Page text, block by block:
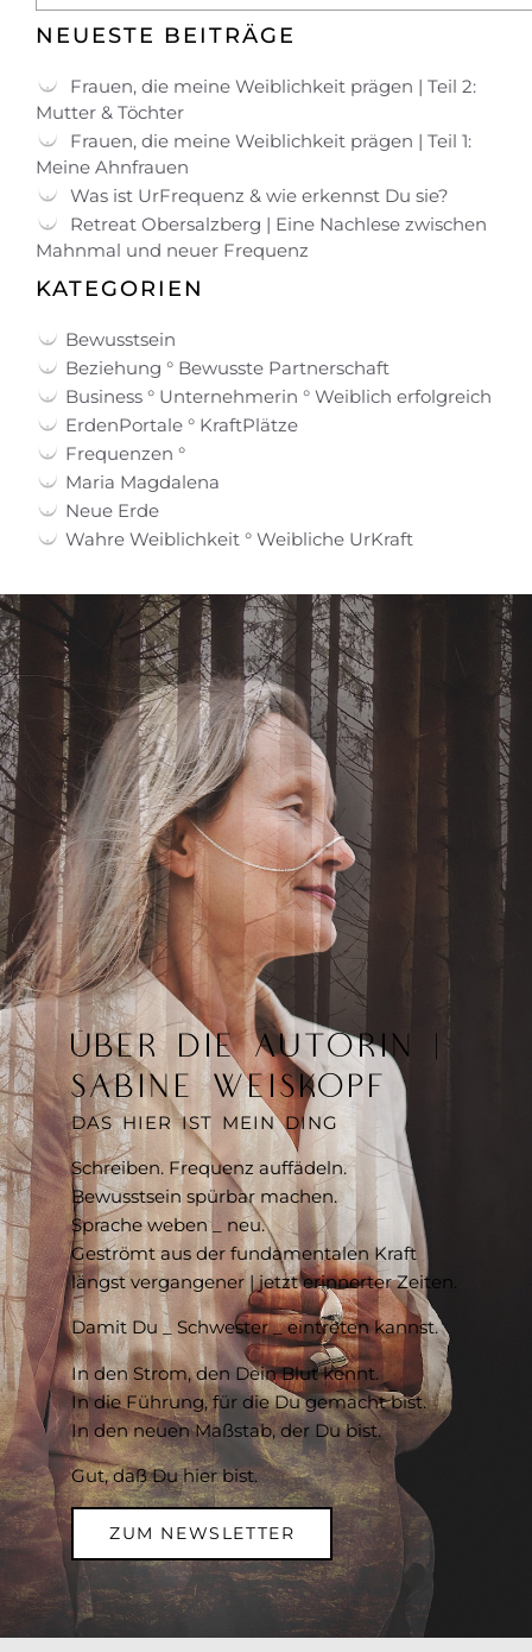
NEUESTE BEITRÄGE
Frauen, die meine Weiblichkeit prägen | Teil 2:
Mutter & Töchter
Frauen, die meine Weiblichkeit prägen | Teil 1:
Meine Ahnfrauen
Was ist UrFrequenz & wie erkennst Du sie?
Retreat Obersalzberg | Eine Nachlese zwischen
Mahnmal und neuer Frequenz
KATEGORIEN
Bewusstsein
Beziehung ° Bewusste Partnerschaft
Business ° Unternehmerin ° Weiblich erfolgreich
ErdenPortale ° KraftPlätze
Frequenzen °
Maria Magdalena
Neue Erde
Wahre Weiblichkeit ° Weibliche UrKraft
ÜBER DIE AUTORIN |
SABINE WEISKOPF
DAS HIER IST MEIN DING
Schreiben. Frequenz auffädeln.
Bewusstsein spürbar machen.
Sprache weben _ neu.
Geströmt aus der fundamentalen Kraft
längst vergangener | jetzt erinnerter Zeiten.
Damit Du _ Schwester _ eintreten kannst.
In den Strom, den Dein Blut kennt.
In die Führung, für die Du gemacht bist.
In den neuen Maßstab, der Du bist.
Gut, daß Du hier bist.
ZUM NEWSLETTER